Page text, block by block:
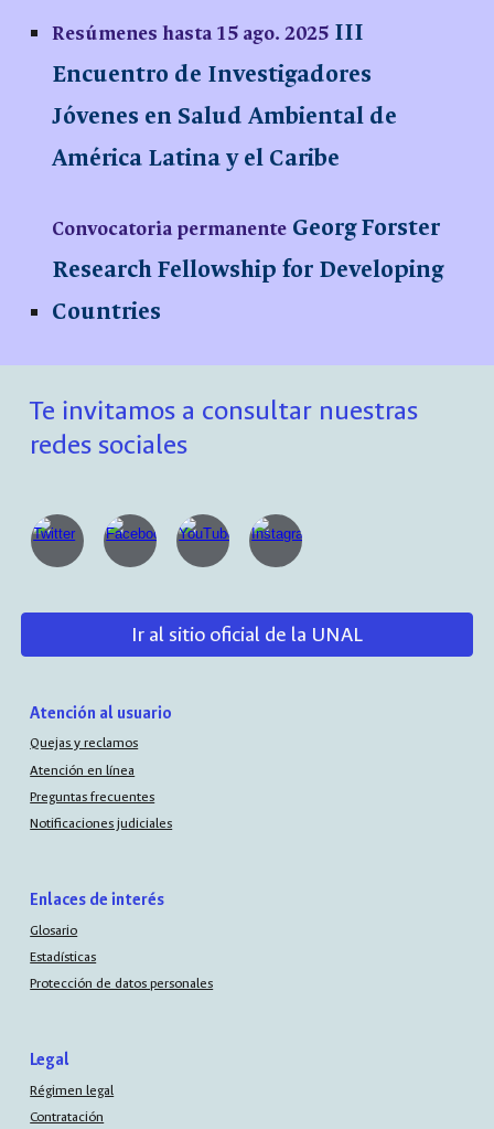
Resúmenes hasta 15 ago. 2025 III
Encuentro de Investigadores
Jóvenes en Salud Ambiental de
América Latina y el Caribe
Convocatoria permanente Georg Forster
Research Fellowship for Developing
Countries
Te invitamos a consultar nuestras
redes sociales
Ir al sitio oficial de la UNAL
Atención al usuario
Quejas y reclamos
Atención en línea
Preguntas frecuentes
Notificaciones judiciales
Enlaces de interés
Glosario
Estadísticas
Protección de datos personales
Legal
Régimen legal
Contratación